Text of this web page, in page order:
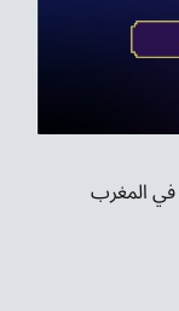
في المغرب